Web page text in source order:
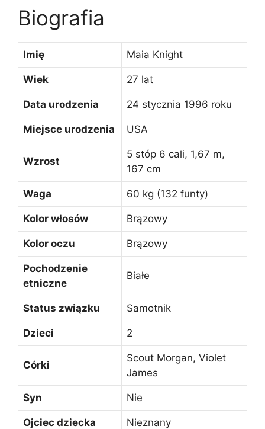
Biografia
Imię Maia Knight
Wiek 27 lat
Data urodzenia 24 stycznia 1996 roku
Miejsce urodzenia USA
Wzrost
5 stóp 6 cali, 1,67 m,
167 cm
Waga 60 kg (132 funty)
Kolor włosów Brązowy
Kolor oczu Brązowy
Pochodzenie
etniczne
Białe
Status związku Samotnik
Dzieci 2
Córki
Scout Morgan, Violet
James
Syn Nie
Ojciec dziecka Nieznany